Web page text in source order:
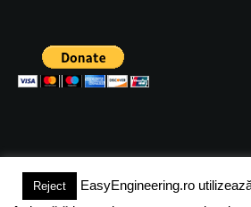
(c) 2024 - FineEngineeringMagazine.
Reject
EasyEngineering.ro